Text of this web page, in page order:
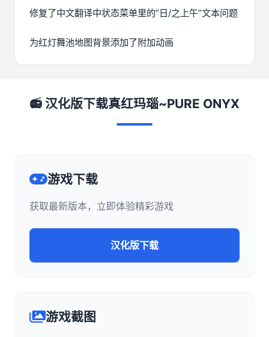
修复了中文翻译中状态菜单里的”日/之上午”文本问题
为红灯舞池地图背景添加了附加动画
📻 汉化版下载真红玛瑙~PURE ONYX
游戏下载
获取最新版本，立即体验精彩游戏
汉化版下载
游戏截图